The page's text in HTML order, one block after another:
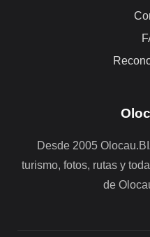
Desde 2005
turismo, fotos, rutas y
de